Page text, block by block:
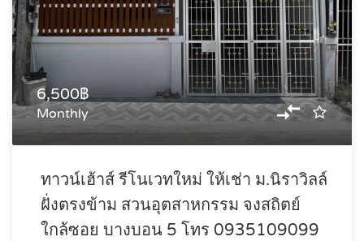
6,500฿
Monthly
ทาวน์เฮ้าส์ รีโนเวทใหม่ ให้เช่า ม.นิราวิลล์
ฝั่งตรงข้าม สวนอุตสาหกรรม จงสถิตย์
ใกล้ซอย บางบอน 5 โทร 0935109099